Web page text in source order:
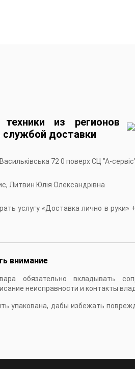
из регионов
службой доставки
72 0 поверх СЦ "А-
Литвин Юлія Олександрівна
услугу «Доставка лично в руки»
внимание
обязательно вкладывать
неисправности и контакты
упакована, дабы избежать